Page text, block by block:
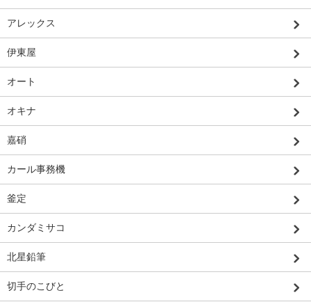
アレックス
伊東屋
オート
オキナ
嘉硝
カール事務機
釜定
カンダミサコ
北星鉛筆
切手のこびと